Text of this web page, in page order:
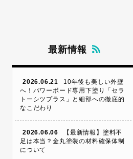
最新情報
2026.06.21
10年後も美しい外壁
へ！パワーボード専用下塗り「セラ
トーシツプラス」と細部への徹底的
なこだわり
2026.06.06
【最新情報】塗料不
足は本当？金丸塗装の材料確保体制
について